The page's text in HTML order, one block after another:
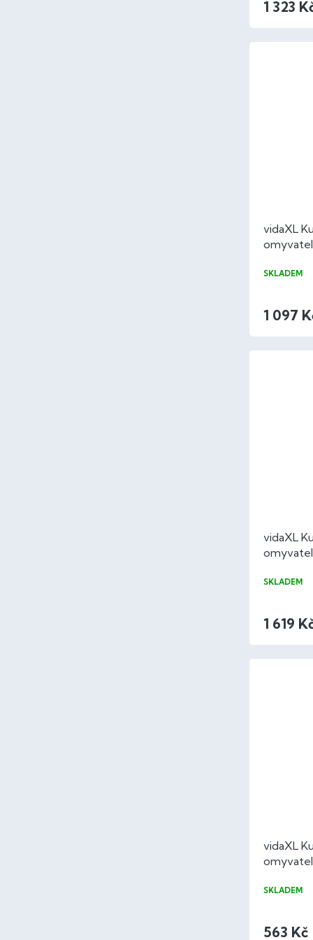
1 323
vidaXL
SKLADEM
1 097
vidaXL
SKLADEM
1 619
vidaXL
SKLADEM
563 Kč